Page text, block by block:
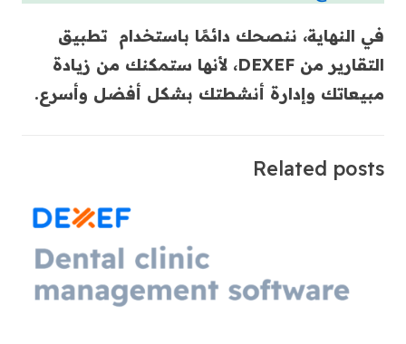
في النهاية، ننصحك دائمًا باستخدام تطبيق
التقارير من DEXEF، لأنها ستمكنك من زيادة
مبيعاتك وإدارة أنشطتك بشكل أفضل وأسرع.
Related posts